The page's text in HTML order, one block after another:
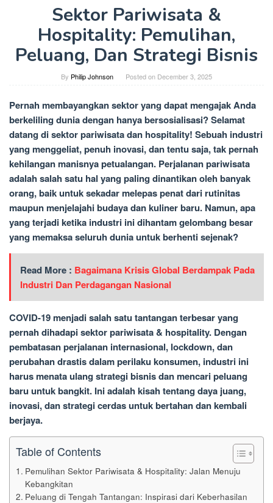
Sektor Pariwisata &
Hospitality: Pemulihan,
Peluang, Dan Strategi Bisnis
By Philip Johnson Posted on December 3, 2025
Pernah membayangkan sektor yang dapat mengajak Anda
berkeliling dunia dengan hanya bersosialisasi? Selamat
datang di sektor pariwisata dan hospitality! Sebuah industri
yang menggeliat, penuh inovasi, dan tentu saja, tak pernah
kehilangan manisnya petualangan. Perjalanan pariwisata
adalah salah satu hal yang paling dinantikan oleh banyak
orang, baik untuk sekadar melepas penat dari rutinitas
maupun menjelajahi budaya dan kuliner baru. Namun, apa
yang terjadi ketika industri ini dihantam gelombang besar
yang memaksa seluruh dunia untuk berhenti sejenak?
Read More : Bagaimana Krisis Global Berdampak Pada
Industri Dan Perdagangan Nasional
COVID-19 menjadi salah satu tantangan terbesar yang
pernah dihadapi sektor pariwisata & hospitality. Dengan
pembatasan perjalanan internasional, lockdown, dan
perubahan drastis dalam perilaku konsumen, industri ini
harus menata ulang strategi bisnis dan mencari peluang
baru untuk bangkit. Ini adalah kisah tentang daya juang,
inovasi, dan strategi cerdas untuk bertahan dan kembali
berjaya.
Table of Contents
Pemulihan Sektor Pariwisata & Hospitality: Jalan Menuju
Kebangkitan
Peluang di Tengah Tantangan: Inspirasi dari Keberhasilan